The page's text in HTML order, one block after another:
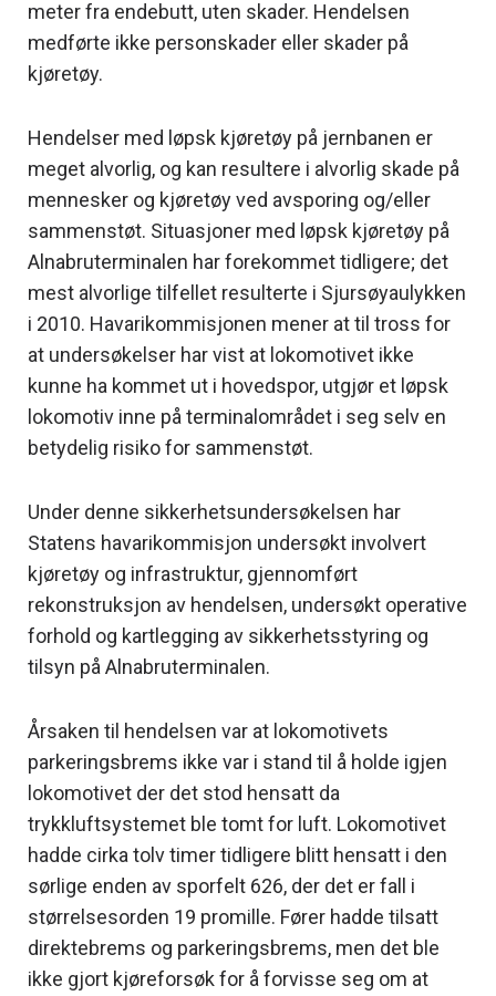
meter fra endebutt, uten skader. Hendelsen
medførte ikke personskader eller skader på
kjøretøy.
Hendelser med løpsk kjøretøy på jernbanen er
meget alvorlig, og kan resultere i alvorlig skade på
mennesker og kjøretøy ved avsporing og/eller
sammenstøt. Situasjoner med løpsk kjøretøy på
Alnabruterminalen har forekommet tidligere; det
mest alvorlige tilfellet resulterte i Sjursøyaulykken
i 2010. Havarikommisjonen mener at til tross for
at undersøkelser har vist at lokomotivet ikke
kunne ha kommet ut i hovedspor, utgjør et løpsk
lokomotiv inne på terminalområdet i seg selv en
betydelig risiko for sammenstøt.
Under denne sikkerhetsundersøkelsen har
Statens havarikommisjon undersøkt involvert
kjøretøy og infrastruktur, gjennomført
rekonstruksjon av hendelsen, undersøkt operative
forhold og kartlegging av sikkerhetsstyring og
tilsyn på Alnabruterminalen.
Årsaken til hendelsen var at lokomotivets
parkeringsbrems ikke var i stand til å holde igjen
lokomotivet der det stod hensatt da
trykkluftsystemet ble tomt for luft. Lokomotivet
hadde cirka tolv timer tidligere blitt hensatt i den
sørlige enden av sporfelt 626, der det er fall i
størrelsesorden 19 promille. Fører hadde tilsatt
direktebrems og parkeringsbrems, men det ble
ikke gjort kjøreforsøk for å forvisse seg om at